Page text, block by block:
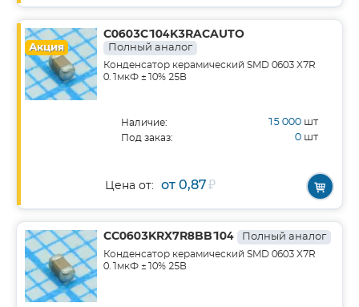
Акция
C0603C104K3RACAUTO
Полный аналог
Конденсатор керамический SMD 0603 X7R
0.1мкФ ±10% 25В
Наличие: 15 000 шт
Под заказ: 0 шт
Цена от: от 0,87₽
CC0603KRX7R8BB104 Полный аналог
Конденсатор керамический SMD 0603 X7R
0.1мкФ ±10% 25В